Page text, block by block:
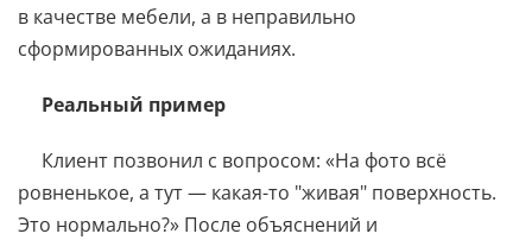
в качестве мебели, а в неправильно
сформированных ожиданиях.
Реальный пример
Клиент позвонил с вопросом: «На фото всё
ровненькое, а тут — какая-то "живая" поверхность.
Это нормально?» После объяснений и